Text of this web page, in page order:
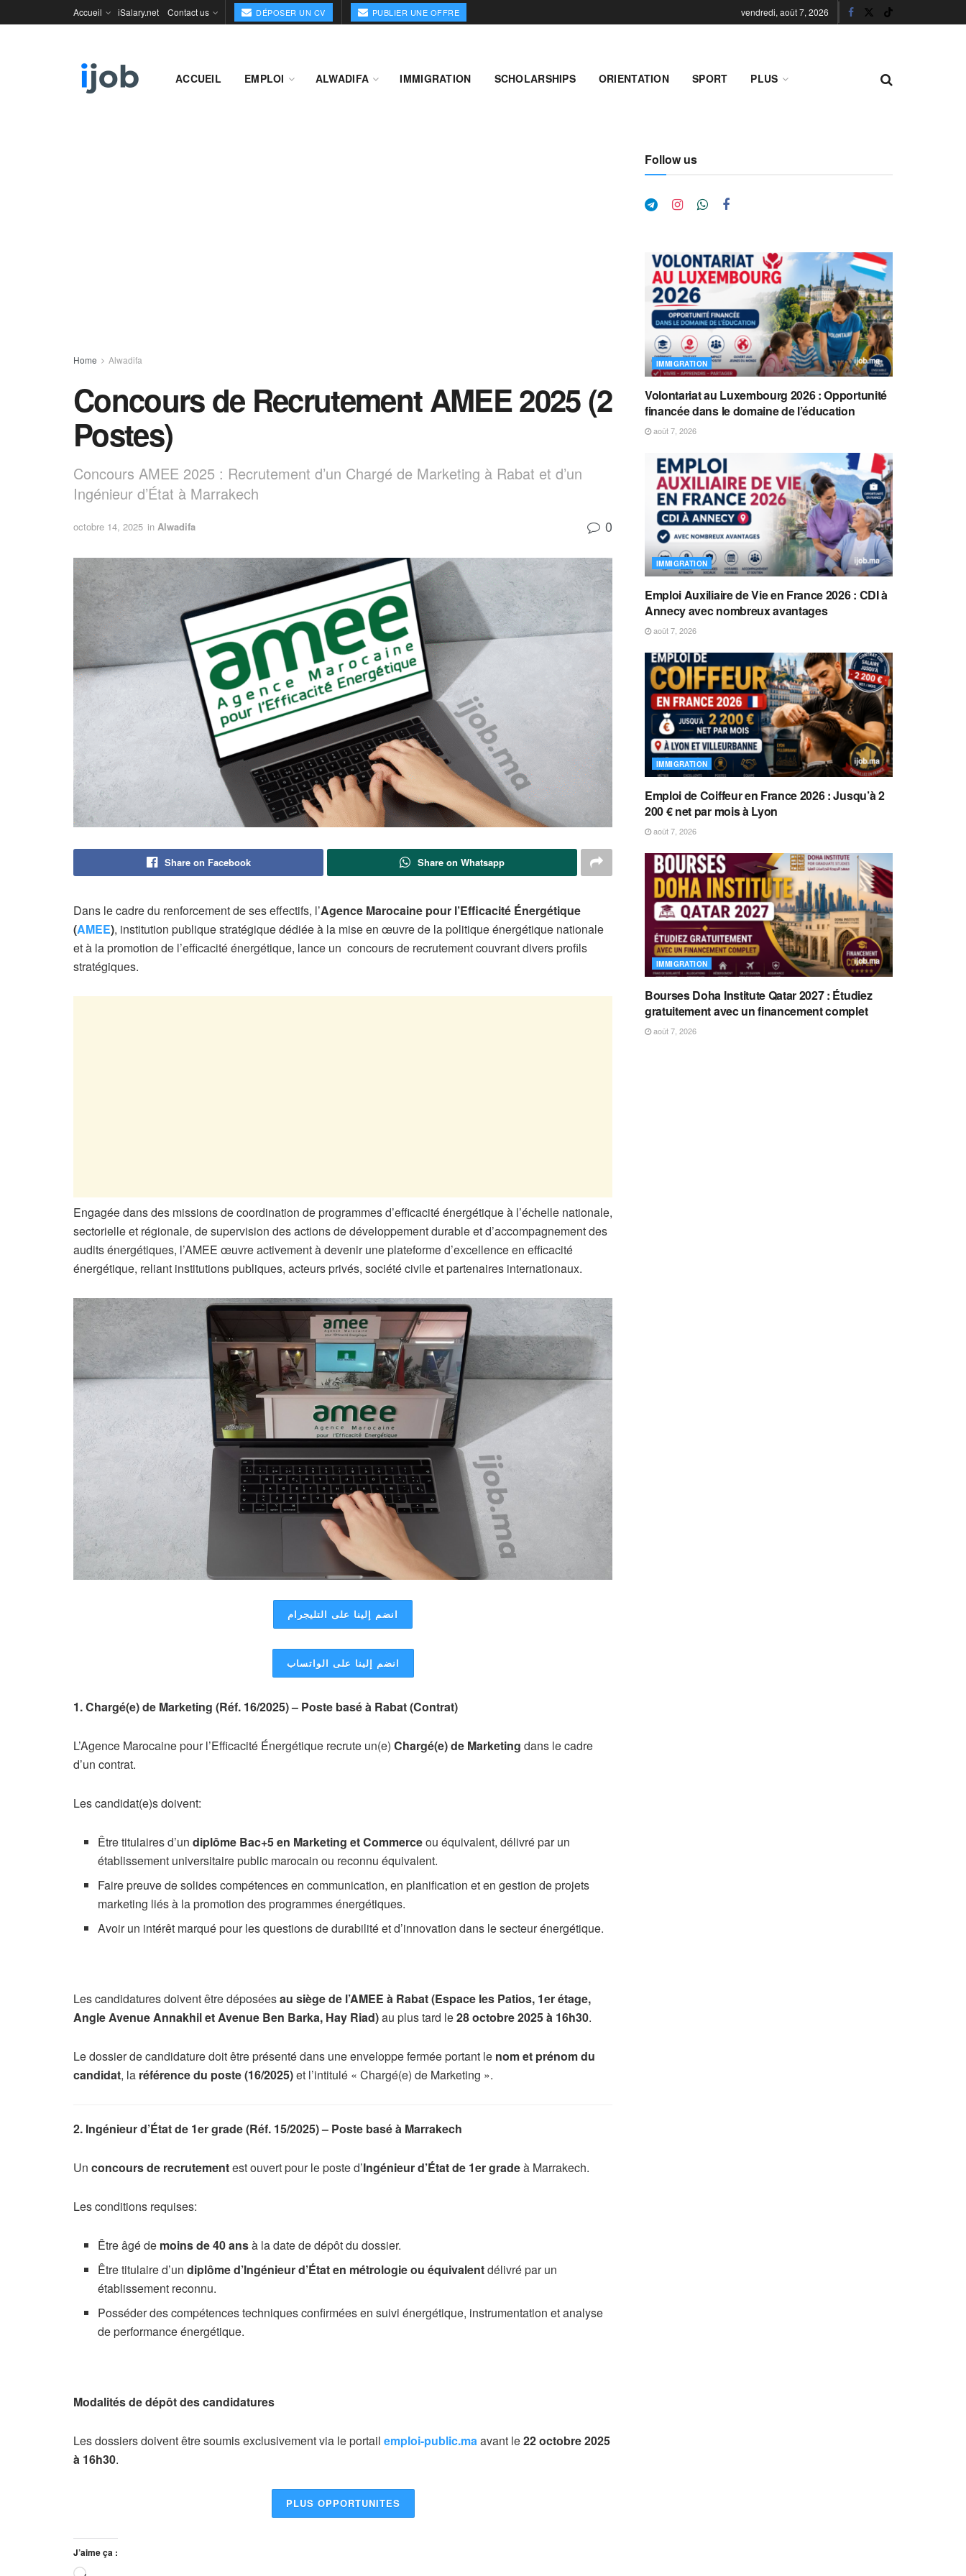
Accueil iSalary.net Contact us DÉPOSER UN CV PUBLIER UNE OFFRE vendredi, août 7, 2026
ACCUEIL EMPLOI ALWADIFA IMMIGRATION SCHOLARSHIPS ORIENTATION SPORT PLUS
Home Alwadifa
Concours de Recrutement AMEE 2025 (2
Postes)
Concours AMEE 2025 : Recrutement d’un Chargé de Marketing à Rabat et d’un
Ingénieur d’État à Marrakech
octobre 14, 2025 in Alwadifa 0
Share on Facebook Share on Whatsapp
Dans le cadre du renforcement de ses effectifs, l’Agence Marocaine pour l’Efficacité Énergétique
(AMEE), institution publique stratégique dédiée à la mise en œuvre de la politique énergétique nationale
et à la promotion de l’efficacité énergétique, lance un concours de recrutement couvrant divers profils
stratégiques.
Engagée dans des missions de coordination de programmes d’efficacité énergétique à l’échelle nationale,
sectorielle et régionale, de supervision des actions de développement durable et d’accompagnement des
audits énergétiques, l’AMEE œuvre activement à devenir une plateforme d’excellence en efficacité
énergétique, reliant institutions publiques, acteurs privés, société civile et partenaires internationaux.
انضم إلينا على التليجرام
انضم إلينا على الواتساب
1. Chargé(e) de Marketing (Réf. 16/2025) – Poste basé à Rabat (Contrat)
L’Agence Marocaine pour l’Efficacité Énergétique recrute un(e) Chargé(e) de Marketing dans le cadre
d’un contrat.
Les candidat(e)s doivent:
Être titulaires d’undiplôme Bac+5 en Marketing et Commerceou équivalent, délivré par un
établissement universitaire public marocain ou reconnu équivalent.
Faire preuve de solides compétences en communication, en planification et en gestion de projets
marketing liés à la promotion des programmes énergétiques.
Avoir un intérêt marqué pour les questions de durabilité et d’innovation dans le secteur énergétique.
Les candidatures doivent être déposéesau siège de l’AMEE à Rabat (Espace les Patios, 1er étage,
Angle Avenue Annakhil et Avenue Ben Barka, Hay Riad)au plus tard le28 octobre 2025 à 16h30.
Le dossier de candidature doit être présenté dans une enveloppe fermée portant le nom et prénom du
candidat, la référence du poste (16/2025)et l’intitulé « Chargé(e) de Marketing ».
2. Ingénieur d’État de 1er grade (Réf. 15/2025) – Poste basé à Marrakech
Un concours de recrutementest ouvert pour le poste d’Ingénieur d’État de 1er gradeà Marrakech.
Les conditions requises:
Être âgé de moins de 40 ansà la date de dépôt du dossier.
Être titulaire d’undiplôme d’Ingénieur d’État en métrologie ou équivalentdélivré par un
établissement reconnu.
Posséder des compétences techniques confirmées en suivi énergétique, instrumentation et analyse
de performance énergétique.
Modalités de dépôt des candidatures
Les dossiers doivent être soumis exclusivement via le portail emploi-public.maavant le22 octobre 2025
à 16h30.
PLUS OPPORTUNITES
J’aime ça :
Follow us
IMMIGRATION
Volontariat au Luxembourg 2026 : Opportunité
financée dans le domaine de l’éducation
août 7, 2026
IMMIGRATION
Emploi Auxiliaire de Vie en France 2026 : CDI à
Annecy avec nombreux avantages
août 7, 2026
IMMIGRATION
Emploi de Coiffeur en France 2026 : Jusqu’à 2
200 € net par mois à Lyon
août 7, 2026
IMMIGRATION
Bourses Doha Institute Qatar 2027 : Étudiez
gratuitement avec un financement complet
août 7, 2026